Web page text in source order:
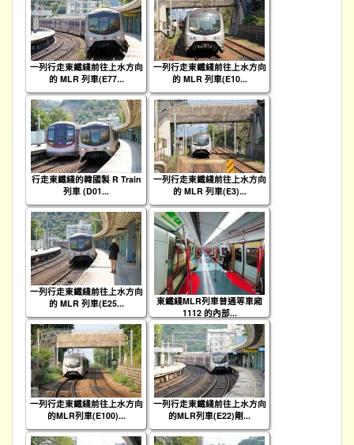
一列行走東鐵綫前往上水方向
的 MLR 列車(E77...
一列行走東鐵綫前往上水方向
的 MLR 列車(E10...
行走東鐵綫的韓國製 R Train
列車 (D01...
一列行走東鐵綫前往上水方向
的 MLR 列車(E3)...
一列行走東鐵綫前往上水方向
的 MLR 列車(E25...
東鐵綫MLR列車普通等車廂
1112 的內部...
一列行走東鐵綫前往上水方向
的MLR列車(E100)...
一列行走東鐵綫前往上水方向
的MLR列車(E22)剛...